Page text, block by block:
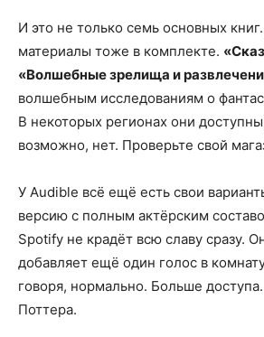
И это не только семь основных
материалы тоже в комплекте.
«Волшебные зрелища и
волшебным исследованиям о
В некоторых регионах они
возможно, нет. Проверьте свой
У Audible всё ещё есть свои
версию с полным актёрским
Spotify не крадёт всю славу сразу.
добавляет ещё один голос в
говоря, нормально. Больше
Поттера.